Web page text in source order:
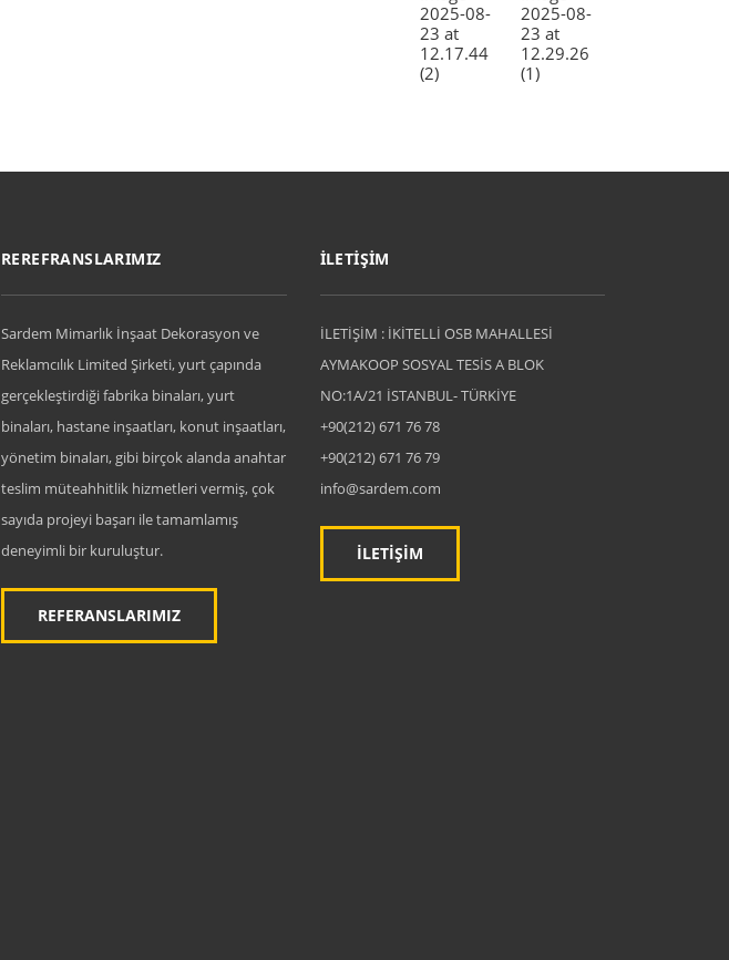
REREFRANSLARIMIZ
Sardem Mimarlık İnşaat Dekorasyon ve
Reklamcılık Limited Şirketi, yurt çapında
gerçekleştirdiği fabrika binaları, yurt
binaları, hastane inşaatları, konut inşaatları,
yönetim binaları, gibi birçok alanda anahtar
teslim müteahhitlik hizmetleri vermiş, çok
sayıda projeyi başarı ile tamamlamış
deneyimli bir kuruluştur.
REFERANSLARIMIZ
İLETİŞİM
İLETİŞİM : İKİTELLİ OSB MAHALLESİ
AYMAKOOP SOSYAL TESİS A BLOK
NO:1A/21 İSTANBUL- TÜRKİYE
+90(212) 671 76 78
+90(212) 671 76 79
info@sardem.com
İLETİŞİM